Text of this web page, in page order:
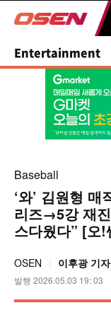
Entertainment
Baseball
‘와’ 김원형
리즈→5강 재
스다웠다” [오!
OSEN 이후광 기자
발행 2026.05.03 19: 03